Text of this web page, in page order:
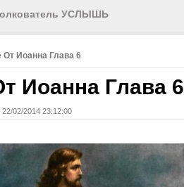
УСЛЫШЬ
От Иоанна Глава 6
Иоанна Глава 6
22/02/2014 23:12:00